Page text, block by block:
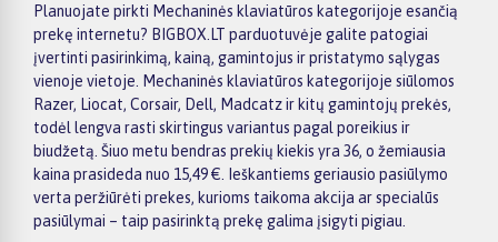
Planuojate pirkti Mechaninės klaviatūros kategorijoje esančią
prekę internetu? BIGBOX.LT parduotuvėje galite patogiai
įvertinti pasirinkimą, kainą, gamintojus ir pristatymo sąlygas
vienoje vietoje. Mechaninės klaviatūros kategorijoje siūlomos
Razer, Liocat, Corsair, Dell, Madcatz ir kitų gamintojų prekės,
todėl lengva rasti skirtingus variantus pagal poreikius ir
biudžetą. Šiuo metu bendras prekių kiekis yra 36, o žemiausia
kaina prasideda nuo 15,49 €. Ieškantiems geriausio pasiūlymo
verta peržiūrėti prekes, kurioms taikoma akcija ar specialūs
pasiūlymai – taip pasirinktą prekę galima įsigyti pigiau.